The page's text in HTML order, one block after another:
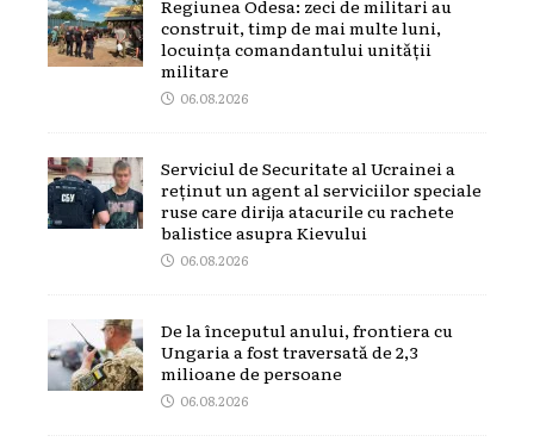
Regiunea Odesa: zeci de militari au
construit, timp de mai multe luni,
locuința comandantului unității
militare
06.08.2026
Serviciul de Securitate al Ucrainei a
reținut un agent al serviciilor speciale
ruse care dirija atacurile cu rachete
balistice asupra Kievului
06.08.2026
De la începutul anului, frontiera cu
Ungaria a fost traversată de 2,3
milioane de persoane
06.08.2026